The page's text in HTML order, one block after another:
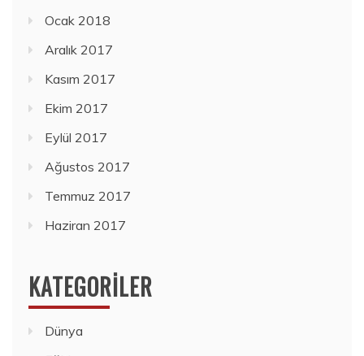
Ocak 2018
Aralık 2017
Kasım 2017
Ekim 2017
Eylül 2017
Ağustos 2017
Temmuz 2017
Haziran 2017
KATEGORILER
Dünya